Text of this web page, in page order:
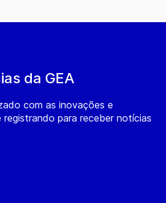
da GEA
com as inovações e
registrando para receber notícias